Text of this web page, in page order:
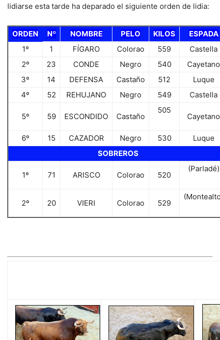
lidiarse esta tarde ha deparado el siguiente orden de lidia:
ORDEN Nº NOMBRE PELO KILOS
ESPADA
1º
1 FÍGARO Colorao 559
Castella
2º
23 CONDE Negro 540
Cayetano
3º
14 DEFENSA Castaño 512
Luque
4º
52 REHUJANO Negro 549 Castella
5º 59 ESCONDIDO Castaño
505
Cayetano
6º 15 CAZADOR Negro 530
Luque
SOBREROS
1º 71 ARISCO Colorao 520
(Parladé)
2º 20 VIERI Colorao 529